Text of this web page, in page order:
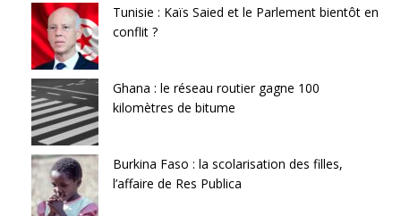
Tunisie : Kaïs Saied et le Parlement bientôt en
conflit ?
Ghana : le réseau routier gagne 100
kilomètres de bitume
Burkina Faso : la scolarisation des filles,
l’affaire de Res Publica